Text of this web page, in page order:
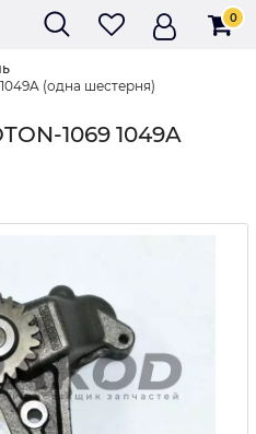
0
(одна шестерня)
1069 1049A